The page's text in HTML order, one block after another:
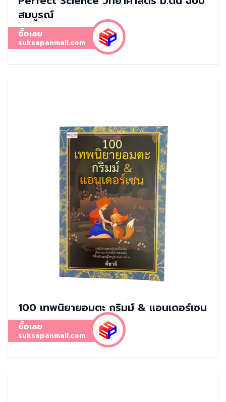
สมบูรณ์
ซื้อเลย
suksapanmall.com
100 เทพนิยายอมตะ กริมม์ & แอนเดอร์เซน
ซื้อเลย
suksapanmall.com